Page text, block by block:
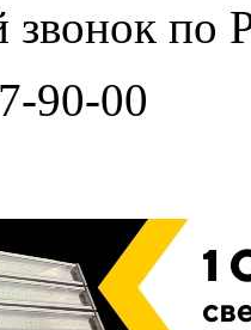
звонок по
90-00